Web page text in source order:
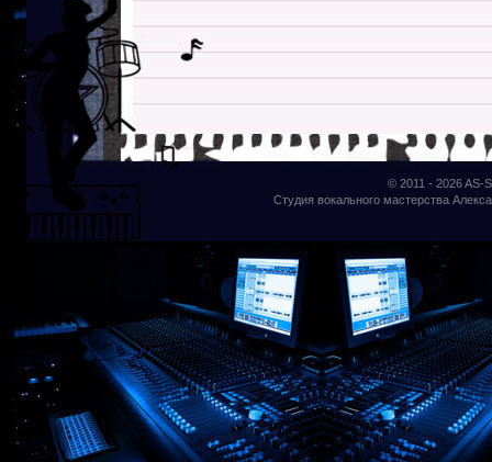
© 2011 - 2026AS-
Студия вокального мастерства